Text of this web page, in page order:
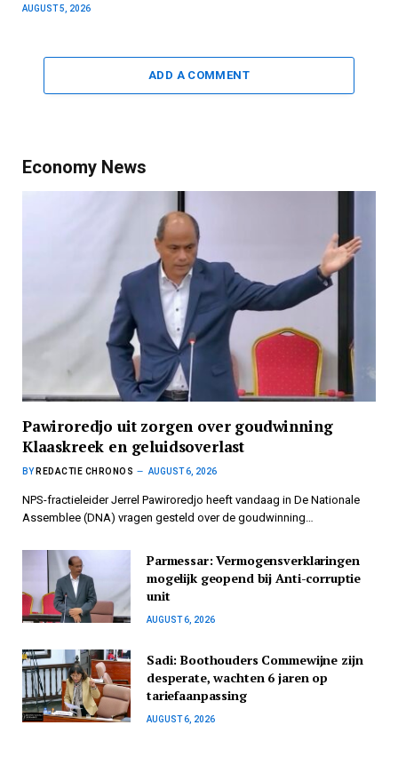
AUGUST 5, 2026
ADD A COMMENT
Economy News
Pawiroredjo uit zorgen over goudwinning
Klaaskreek en geluidsoverlast
BY REDACTIE CHRONOS AUGUST 6, 2026
NPS-fractieleider Jerrel Pawiroredjo heeft vandaag in De Nationale
Assemblee (DNA) vragen gesteld over de goudwinning…
Parmessar: Vermogensverklaringen
mogelijk geopend bij Anti-corruptie
unit
AUGUST 6, 2026
Sadi: Boothouders Commewijne zijn
desperate, wachten 6 jaren op
tariefaanpassing
AUGUST 6, 2026